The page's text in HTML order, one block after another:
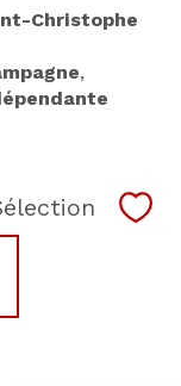
Christophe
,